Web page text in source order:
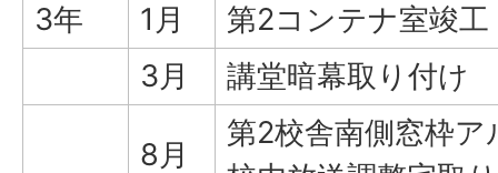
3年
1月
第2コンテナ室竣工
3月
講堂暗幕取り付け
8月
第2校舎南側窓枠